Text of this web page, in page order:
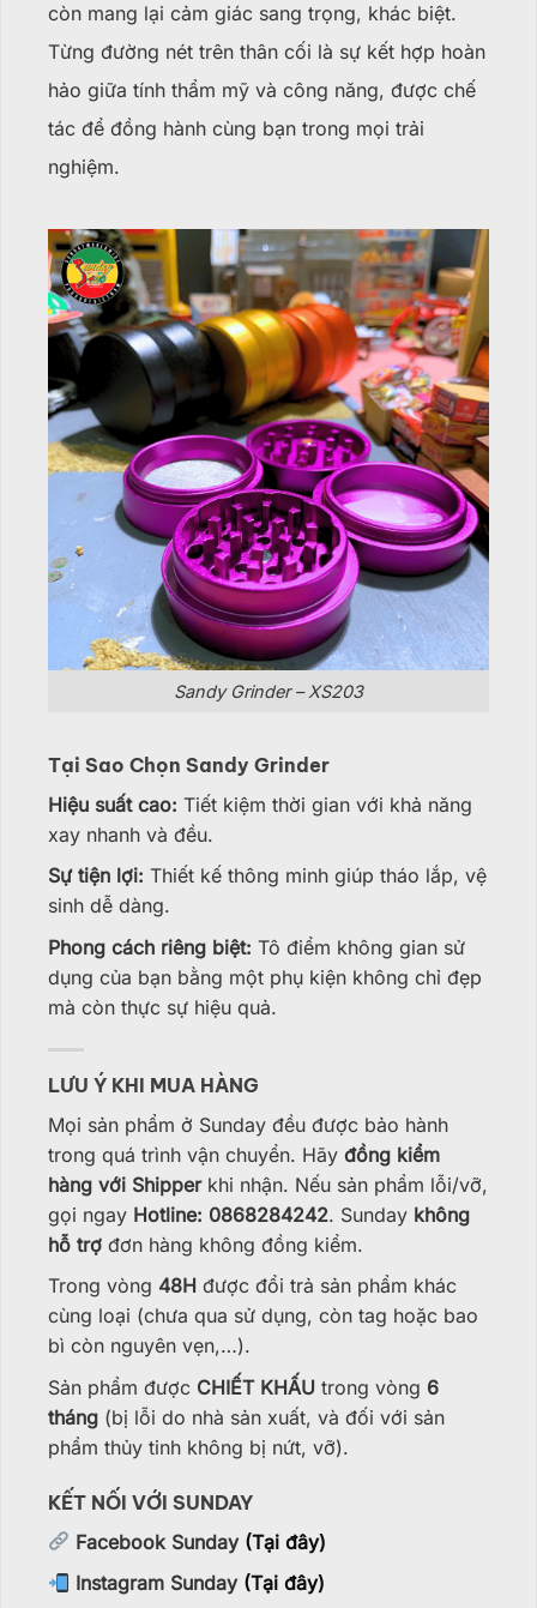
còn mang lại cảm giác sang trọng, khác biệt.
Từng đường nét trên thân cối là sự kết hợp hoàn
hảo giữa tính thẩm mỹ và công năng, được chế
tác để đồng hành cùng bạn trong mọi trải
nghiệm.
Sandy Grinder – XS203
Tại Sao Chọn Sandy Grinder
Hiệu suất cao: Tiết kiệm thời gian với khả năng
xay nhanh và đều.
Sự tiện lợi: Thiết kế thông minh giúp tháo lắp, vệ
sinh dễ dàng.
Phong cách riêng biệt: Tô điểm không gian sử
dụng của bạn bằng một phụ kiện không chỉ đẹp
mà còn thực sự hiệu quả.
LƯU Ý KHI MUA HÀNG
Mọi sản phẩm ở Sunday đều được bảo hành
trong quá trình vận chuyển. Hãy đồng kiểm
hàng với Shipperkhi nhận. Nếu sản phẩm lỗi/vỡ,
gọi ngay Hotline: 0868284242. Sunday không
hỗ trợ đơn hàng không đồng kiểm.
Trong vòng 48H được đổi trả sản phẩm khác
cùng loại (chưa qua sử dụng, còn tag hoặc bao
bì còn nguyên vẹn,…).
Sản phẩm được CHIẾT KHẤU trong vòng 6
tháng (bị lỗi do nhà sản xuất, và đối với sản
phẩm thủy tinh không bị nứt, vỡ).
KẾT NỐI VỚI SUNDAY
Facebook Sunday (Tại đây)
Instagram Sunday (Tại đây)